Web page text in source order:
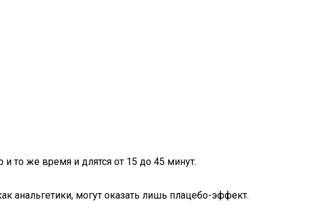
то же время и длятся от 15 до 45 минут.
анальгетики, могут оказать лишь плацебо-эффект.